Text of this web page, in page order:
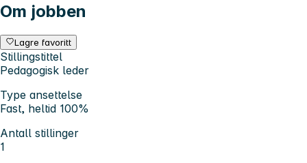
Om jobben
Lagre favoritt
Stillingstittel
Pedagogisk leder
Type ansettelse
Fast, heltid 100%
Antall stillinger
1